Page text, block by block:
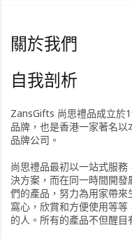
關於我們
自我剖析
ZansGifts 尚思禮品成立於
品牌，也是香港一家著名
品牌公司。
尚思禮品最初以一站式服
決方案，而在同一時間開發
們的產品，努力為用家帶來
窩心，欣賞和方便使用等
的人。所有的產品不但醒目